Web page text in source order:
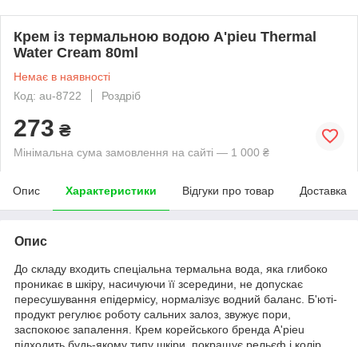
Крем із термальною водою A'pieu Thermal
Water Cream 80ml
Немає в наявності
Код: au-8722
Роздріб
273 ₴
Мінімальна сума замовлення на сайті — 1 000 ₴
Опис Характеристики Відгуки про товар Доставка
Опис
До складу входить спеціальна термальна вода, яка глибоко
проникає в шкіру, насичуючи її зсередини, не допускає
пересушування епідермісу, нормалізує водний баланс. Б'юті-
продукт регулює роботу сальних залоз, звужує пори,
заспокоює запалення. Крем корейського бренда A'pieu
підходить будь-якому типу шкіри, покращує рельєф і колір